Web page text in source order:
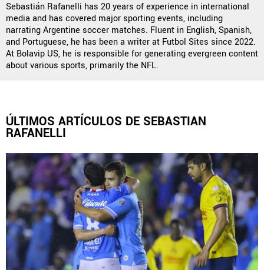
QUIENES SOMOS | STAFF | CONTACTO
el sitio oficialhaz click aquí
Términos y Condiciones
Políticas de Privacidad
Política Editorial
Ad Choices
Vamos Azul, al igual que Futbol Sites, es una
compañía perteneciente a Better Collective. Todos
los derechos reservados.
Sebastián Rafanelli has 20 years of experience in international
media and has covered major sporting events, including
narrating Argentine soccer matches. Fluent in English, Spanish,
and Portuguese, he has been a writer at Futbol Sites since 2022.
At Bolavip US, he is responsible for generating evergreen content
about various sports, primarily the NFL.
ÚLTIMOS ARTÍCULOS DE SEBASTIAN
RAFANELLI